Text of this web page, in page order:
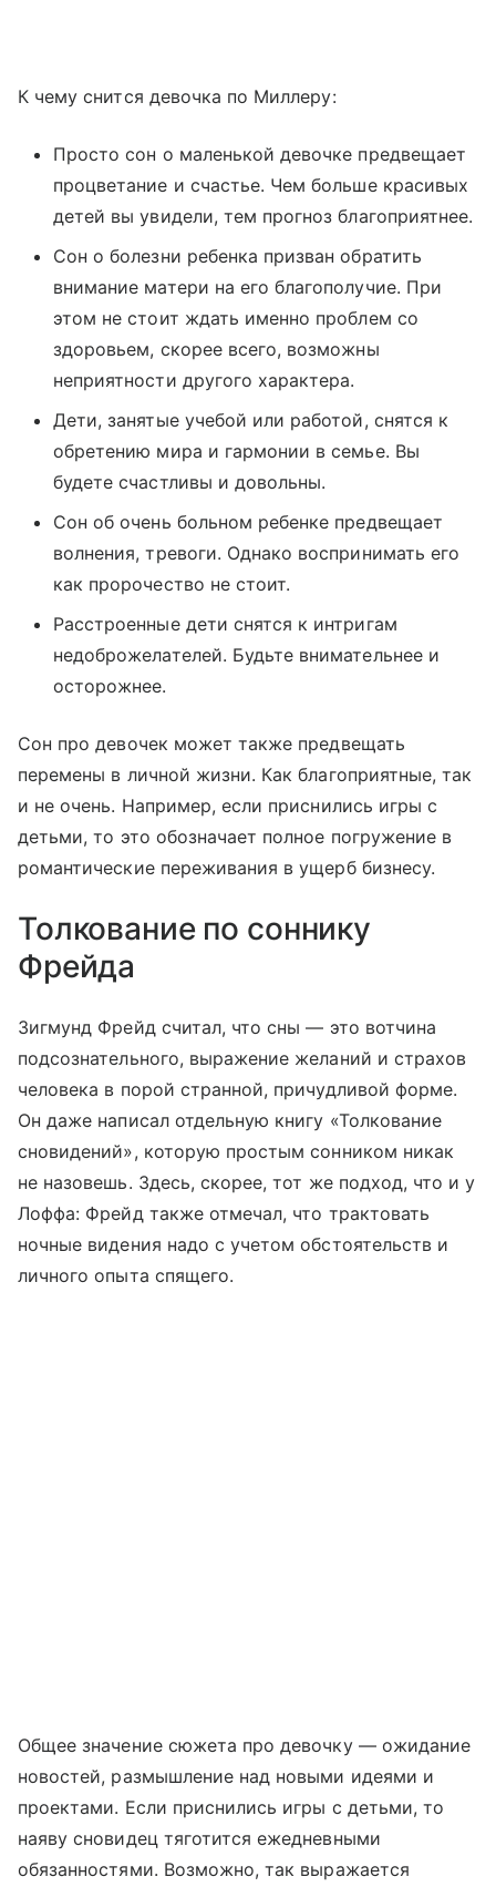
К чему снится девочка по Миллеру:
Просто сон о маленькой девочке предвещает
процветание и счастье. Чем больше красивых
детей вы увидели, тем прогноз благоприятнее.
Сон о болезни ребенка призван обратить
внимание матери на его благополучие. При
этом не стоит ждать именно проблем со
здоровьем, скорее всего, возможны
неприятности другого характера.
Дети, занятые учебой или работой, снятся к
обретению мира и гармонии в семье. Вы
будете счастливы и довольны.
Сон об очень больном ребенке предвещает
волнения, тревоги. Однако воспринимать его
как пророчество не стоит.
Расстроенные дети снятся к интригам
недоброжелателей. Будьте внимательнее и
осторожнее.
Сон про девочек может также предвещать
перемены в личной жизни. Как благоприятные, так
и не очень. Например, если приснились игры с
детьми, то это обозначает полное погружение в
романтические переживания в ущерб бизнесу.
Толкование по соннику
Фрейда
Зигмунд Фрейд считал, что сны — это вотчина
подсознательного, выражение желаний и страхов
человека в порой странной, причудливой форме.
Он даже написал отдельную книгу «Толкование
сновидений», которую простым сонником никак
не назовешь. Здесь, скорее, тот же подход, что и у
Лоффа: Фрейд также отмечал, что трактовать
ночные видения надо с учетом обстоятельств и
личного опыта спящего.
Общее значение сюжета про девочку — ожидание
новостей, размышление над новыми идеями и
проектами. Если приснились игры с детьми, то
наяву сновидец тяготится ежедневными
обязанностями. Возможно, так выражается